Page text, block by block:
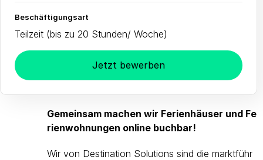
Gemeinsam machen wir Ferienhäuser und Fe
rienwohnungen online buchbar!
Wir von Destination Solutions sind die marktführ
Beschäftigungsart
Teilzeit (bis zu 20 Stunden/ Woche)
Jetzt bewerben